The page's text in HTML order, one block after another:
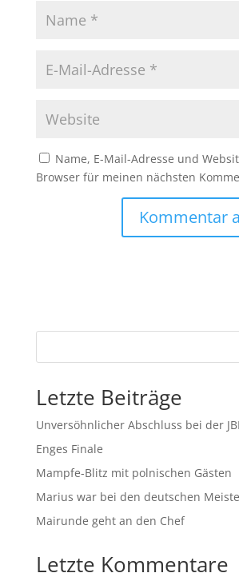
Name, E-Mail-Adresse und
Browser für meinen nächsten
Letzte Beiträge
Unversöhnlicher Abschluss bei der
Enges Finale
Mampfe-Blitz mit polnischen Gästen
Marius war bei den deutschen
Mairunde geht an den Chef
Letzte Kommentare